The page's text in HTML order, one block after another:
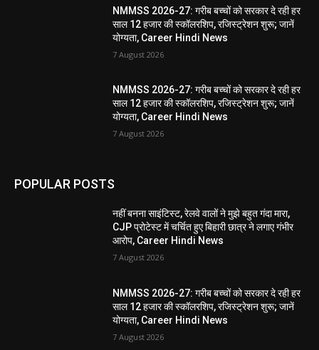
NMMSS 2026-27: गरीब बच्चों को सरकार दे रही हर
साल 12 हजार की स्कॉलरशिप, रजिस्ट्रेशन शुरू; जानें
योग्यता, Career Hindi News
7 August 2026
NMMSS 2026-27: गरीब बच्चों को सरकार दे रही हर
साल 12 हजार की स्कॉलरशिप, रजिस्ट्रेशन शुरू; जानें
योग्यता, Career Hindi News
7 August 2026
POPULAR POSTS
नहीं बनना साइंटिस्ट, रेलवे वालों ने मुझे बहुत गंदा मारा,
CJP प्रोटेस्ट में चर्चित हुए बिहारी छात्र ने लगाए गंभीर
आरोप, Career Hindi News
7 August 2026
NMMSS 2026-27: गरीब बच्चों को सरकार दे रही हर
साल 12 हजार की स्कॉलरशिप, रजिस्ट्रेशन शुरू; जानें
योग्यता, Career Hindi News
7 August 2026